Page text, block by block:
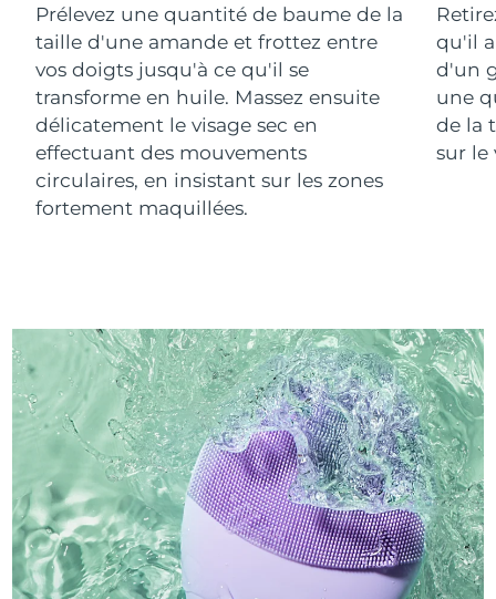
Prélevez une quantité de baume de la
taille d'une amande et frottez entre
vos doigts jusqu'à ce qu'il se
transforme en huile. Massez ensuite
délicatement le visage sec en
effectuant des mouvements
circulaires, en insistant sur les zones
fortement maquillées.
qu'il
d'un
une
de la
sur le